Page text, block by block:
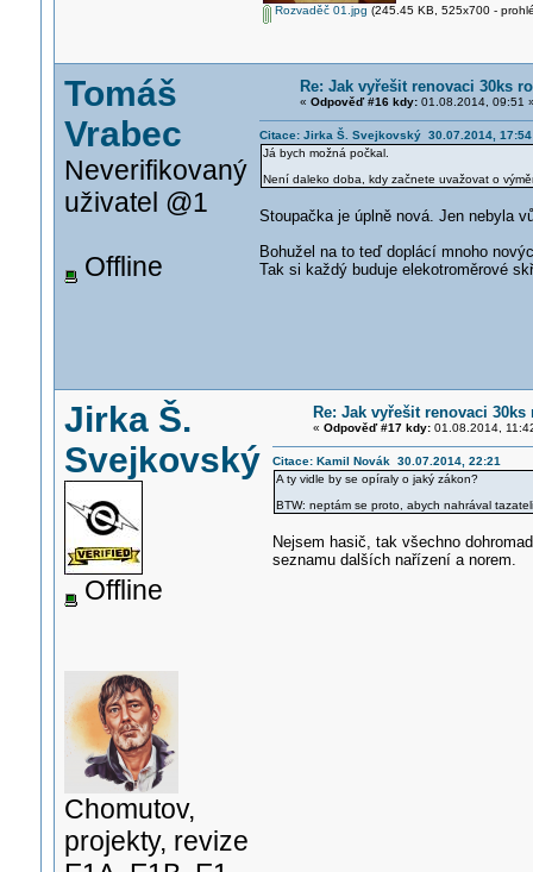
Rozvaděč 01.jpg (245.45 KB, 525x700 -
Tomáš
Vrabec
Neverifikovaný
uživatel @1
Offline
Re: Jak vyřešit renovaci 30ks
« Odpověď #16 kdy:01.08.2014, 09:51
Citace: Jirka Š. Svejkovský 30.07.2014, 17:54
Já bych možná počkal.
Není daleko doba, kdy začnete uvažovat o
Stoupačka je úplně nová. Jen nebyla
Bohužel na to teď doplácí mnoho
Tak si každý buduje elekotroměrové
Jirka Š.
Svejkovský
Offline
Chomutov,
projekty, revize
Re: Jak vyřešit renovaci
« Odpověď #17 kdy:01.08.2014,
Citace: Kamil Novák 30.07.2014, 22:21
A ty vidle by se opíraly o jaký zákon?
BTW: neptám se proto, abych nahrával
Nejsem hasič, tak všechno
seznamu dalších nařízení a norem.